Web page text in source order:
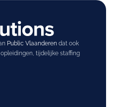
Public Vlaanderendat ook
tijdelijke staffing